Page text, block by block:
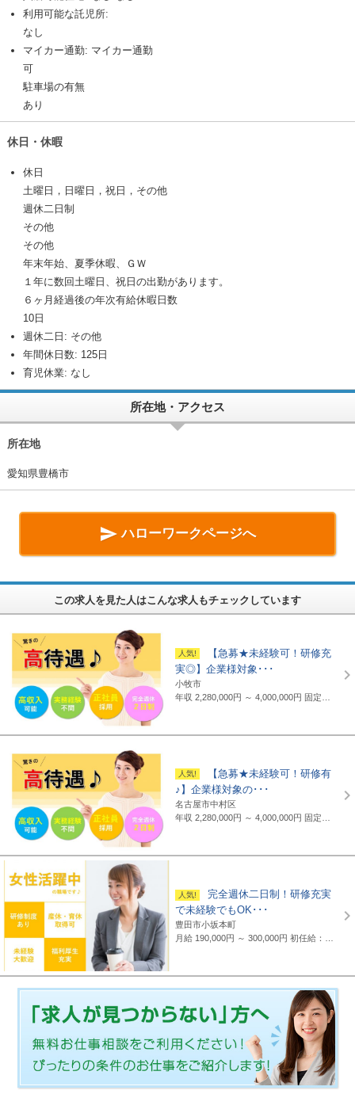
利用可能な託児所:
なし
マイカー通勤: マイカー通勤
可
駐車場の有無
あり
休日・休暇
休日
土曜日，日曜日，祝日，その他
週休二日制
その他
その他
年末年始、夏季休暇、ＧＷ
１年に数回土曜日、祝日の出勤があります。
６ヶ月経過後の年次有給休暇日数
10日
週休二日: その他
年間休日数: 125日
育児休業: なし
所在地・アクセス
所在地
愛知県豊橋市
 ハローワークページへ
この求人を見た人はこんな求人もチェックしています
【急募★未経験可！研修充
実◎】企業様対象･･･
小牧市
年収 2,280,000円 ～ 4,000,000円 固定給制 月給16万円～25万円（諸手当含まず）＋報奨金＋賞与年2回 ※地域・能力により異なります。 ◆正職員の平均給与例 434,000円(2019年度実績) ※上記には賞与は含まれていません。 ◆支給例 月給20万円～／東京・神奈川・千葉・埼玉の支社 月給19万円～／愛知・三重・京都・大阪の支社 月給18万円～／山梨・岐阜・静岡・滋賀・兵庫・広島・福岡の支社 ※一部支社により異なる ※入社前に行なわれる研修の受講手当は日給3500円～4000円（地域により異なる） ◆通勤交通費 月額3万5千円まで全額支給(超過部分は2万円まで半額支給)
【急募★未経験可！研修有
♪】企業様対象の･･･
名古屋市中村区
年収 2,280,000円 ～ 4,000,000円 固定給制 月給16万円～25万円（諸手当含まず）＋報奨金＋賞与年2回 ※地域・能力により異なります。 ◆正職員の平均給与例 平均給与：434,000円(2019年度実績) ※上記には賞与は含まれていません。 ◆支給例 月給20万円～／東京・神奈川・千葉・埼玉の支社 月給19万円～／愛知・三重・京都・大阪の支社 月給18万円～／山梨・岐阜・静岡・滋賀・兵庫・広島・福岡の支社 ※一部支社により異なる ※入社前に行なわれる研修の受講手当は日給3500円～4000円（地域により異なる） ◆通勤交通費 月額3万5千円まで全額支給(超過部分は2万円まで半額支給)
完全週休二日制！研修充実
で未経験でもOK･･･
豊田市小坂本町
月給 190,000円 ～ 300,000円初任給：16万～25万円+諸手当(地域・能力により異なる) 例：20万～25万円（東京都勤務） 平均給与：423,000円(平成29年度実績) ※給与は年間平均の税込定例給与であり、賞与は含んでおりません。